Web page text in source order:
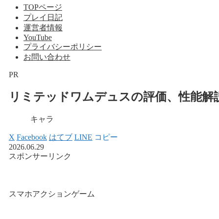
TOPページ
プレイ日記
運営者情報
YouTube
プライバシーポリシー
お問い合わせ
PR
リミテッドワムデュスの評価、性能解
キャラ
X Facebook はてブ LINE コピー
2026.06.29
スポンサーリンク
スマホアクションゲーム